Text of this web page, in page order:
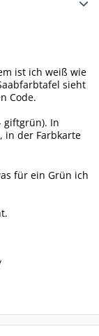
ist ich weiß wie
sieht
Code.
giftgrün). In
in der Farbkarte
für ein Grün ich